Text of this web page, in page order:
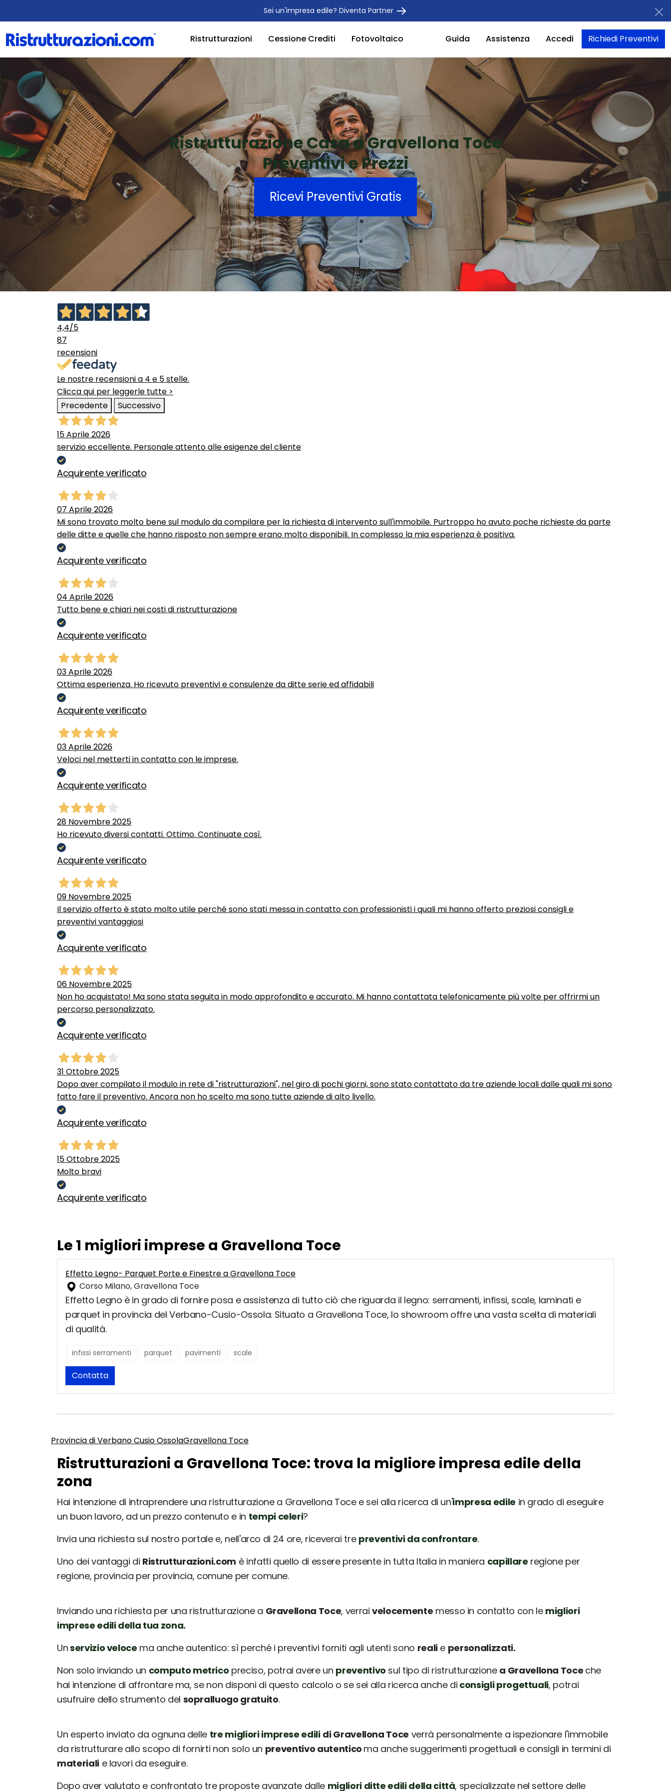
Sei un'impresa edile? Diventa Partner
Ristrutturazioni Cessione Crediti Fotovoltaico Guida Assistenza Accedi Richiedi Preventivi
Ristrutturazione Casa a Gravellona Toce
Preventivi e Prezzi
Ricevi Preventivi Gratis
4,4/5
87
recensioni
Le nostre recensioni a 4 e 5 stelle.
Clicca qui per leggerle tutte >
Precedente
Successivo
15 Aprile 2026
servizio eccellente. Personale attento alle esigenze del cliente
Acquirente verificato
07 Aprile 2026
Mi sono trovato molto bene sul modulo da compilare per la richiesta di intervento sull'immobile. Purtroppo ho avuto poche richieste da parte
delle ditte e quelle che hanno risposto non sempre erano molto disponibili. In complesso la mia esperienza è positiva.
Acquirente verificato
04 Aprile 2026
Tutto bene e chiari nei costi di ristrutturazione
Acquirente verificato
03 Aprile 2026
Ottima esperienza. Ho ricevuto preventivi e consulenze da ditte serie ed affidabili
Acquirente verificato
03 Aprile 2026
Veloci nel metterti in contatto con le imprese.
Acquirente verificato
28 Novembre 2025
Ho ricevuto diversi contatti. Ottimo. Continuate così.
Acquirente verificato
09 Novembre 2025
Il servizio offerto è stato molto utile perché sono stati messa in contatto con professionisti i quali mi hanno offerto preziosi consigli e
preventivi vantaggiosi
Acquirente verificato
06 Novembre 2025
Non ho acquistato! Ma sono stata seguita in modo approfondito e accurato. Mi hanno contattata telefonicamente più volte per offrirmi un
percorso personalizzato.
Acquirente verificato
31 Ottobre 2025
Dopo aver compilato il modulo in rete di "ristrutturazioni", nel giro di pochi giorni, sono stato contattato da tre aziende locali dalle quali mi sono
fatto fare il preventivo. Ancora non ho scelto ma sono tutte aziende di alto livello.
Acquirente verificato
15 Ottobre 2025
Molto bravi
Acquirente verificato
Le 1 migliori imprese a Gravellona Toce
Effetto Legno- Parquet Porte e Finestre a Gravellona Toce
Corso Milano, Gravellona Toce
Effetto Legno è in grado di fornire posa e assistenza di tutto ciò che riguarda il legno: serramenti, infissi, scale, laminati e
parquet in provincia del Verbano-Cusio-Ossola. Situato a Gravellona Toce, lo showroom offre una vasta scelta di materiali
di qualità.
infissi serramenti parquet pavimenti scale
Contatta
Provincia di Verbano Cusio OssolaGravellona Toce
Ristrutturazioni a Gravellona Toce: trova la migliore impresa edile della
zona
Hai intenzione di intraprendere una ristrutturazione a Gravellona Toce e sei alla ricerca di un'impresa edile in grado di eseguire
un buon lavoro, ad un prezzo contenuto e in tempi celeri?
Invia una richiesta sul nostro portale e, nell'arco di 24 ore, riceverai tre preventivi da confrontare.
Uno dei vantaggi di Ristrutturazioni.com è infatti quello di essere presente in tutta Italia in maniera capillare regione per
regione, provincia per provincia, comune per comune.
Inviando una richiesta per una ristrutturazione a Gravellona Toce, verraivelocemente messo in contatto con le migliori
imprese edili della tua zona.
Unservizio veloce ma anche autentico: sì perché i preventivi forniti agli utenti sono realie personalizzati.
Non solo inviando un computo metrico preciso, potrai avere un preventivo sul tipo di ristrutturazione a Gravellona Toce che
hai intenzione di affrontare ma, se non disponi di questo calcolo o se sei alla ricerca anche di consigli progettuali, potrai
usufruire dello strumento del sopralluogo gratuito.
Un esperto inviato da ognuna delle tre migliori imprese edili di Gravellona Toce verrà personalmente a ispezionare l'immobile
da ristrutturare allo scopo di fornirti non solo un preventivo autentico ma anche suggerimenti progettuali e consigli in termini di
materialie lavori da eseguire.
Dopo aver valutato e confrontato tre proposte avanzate dalle migliori ditte edili della città, specializzate nel settore delle